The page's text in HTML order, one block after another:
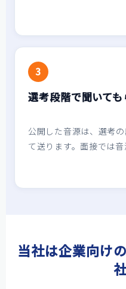
3
選考段階で聞いても
公開した音源は、選考
て送ります。面接では音
当社は企業向け